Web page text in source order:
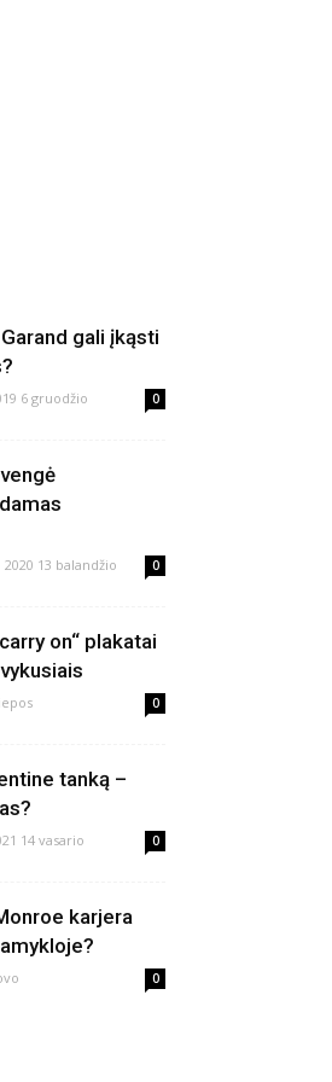
gali įkąsti
6 gruodžio 0
2020 13 balandžio 0
on“ plakatai
0
tanką –
14 vasario 0
karjera
0